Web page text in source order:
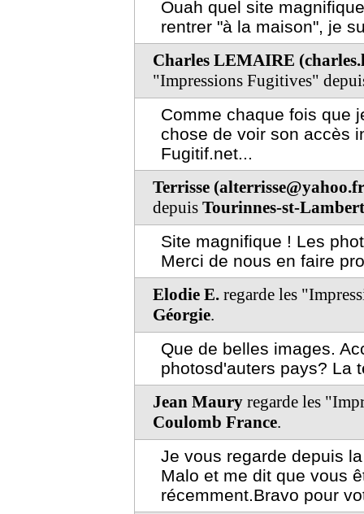
Ouah quel site
rentrer "à la maison", je
Charles LEMAIRE
"Impressions Fugitives"
Comme chaque fois que
chose de voir son accès
Fugitif.net...
Terrisse
depuis Tourinnes-st-Lambert
Site magnifique ! Les
Merci de nous en faire
Elodie E. regarde les
Géorgie.
Que de belles images.
photosd'auters pays? La
Jean Maury regarde les
Coulomb France.
Je vous regarde depuis
Malo et me dit que vous
récemment.Bravo pour